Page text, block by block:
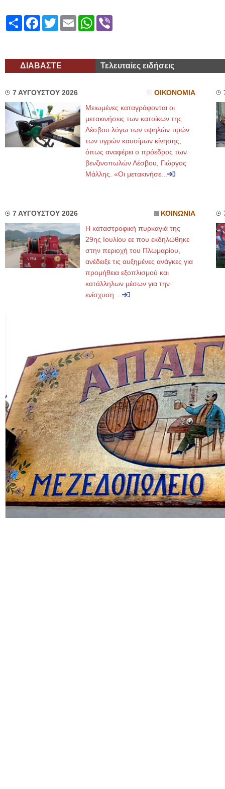
ShareFacebook
TwitterEmailWhatsApp
ΔΙΑΒΑΣΤΕ Τελευταίες ειδήσεις
7 ΑΥΓΟΥΣΤΟΥ 2026 ΟΙΚΟΝΟΜΙΑ
Μειωμένες καταγράφονται οι
μετακινήσεις των κατοίκων της
Λέσβου λόγω των υψηλών τιμών
των υγρών καυσίμων κίνησης,
όπως αναφέρει ο πρόεδρος των
βενζινοπωλών Λέσβου, Γιώργος
Μάλλης. «Οι μετακινήσε...
7 ΑΥΓΟΥΣΤΟΥ 2026 ΚΟΙΝΩΝΙΑ
Η καταστροφική πυρκαγιά της
29ης Ιουλίου εε που εκδηλώθηκε
στην περιοχή του Πλωμαρίου,
ανέδειξε τις αυξημένες ανάγκες για
προμήθεια εξοπλισμού και
κατάλληλων μέσων για την
ενίσχυση ...